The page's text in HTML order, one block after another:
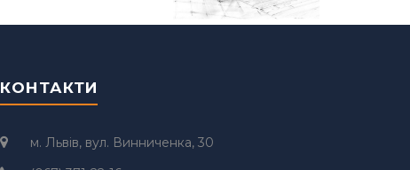
КОНТАКТИ
м. Львів, вул. Винниченка, 30